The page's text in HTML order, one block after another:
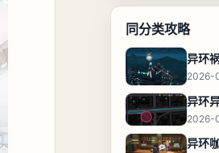
同分类攻略
2026-
2026-